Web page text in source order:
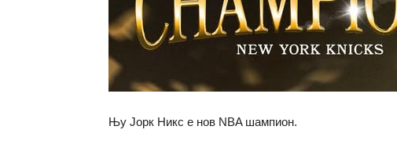
Њу Јорк Никс е нов NBA шампион.